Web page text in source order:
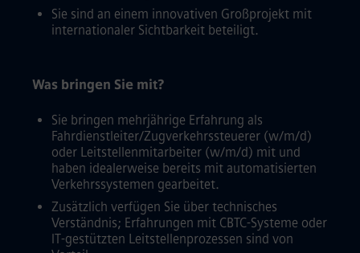
Sie sind an einem innovativen Großprojekt mit
internationaler Sichtbarkeit beteiligt.
Was bringen Sie mit?
Sie bringen mehrjährige Erfahrung als
Fahrdienstleiter/Zugverkehrssteuerer (w/m/d)
oder Leitstellenmitarbeiter (w/m/d) mit und
haben idealerweise bereits mit automatisierten
Verkehrssystemen gearbeitet.
Zusätzlich verfügen Sie über technisches
Verständnis; Erfahrungen mit CBTC-Systeme oder
IT-gestützten Leitstellenprozessen sind von